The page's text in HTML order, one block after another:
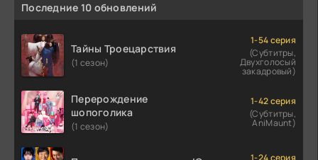
Последние 10 обновлений
Тайны Троецарствия
(1 сезон)
1-54 серия
(Субтитры,
Двухголосый
закадровый)
Перерождение
шопоголика
(1 сезон)
1-42 серия
(Субтитры,
AniMaunt)